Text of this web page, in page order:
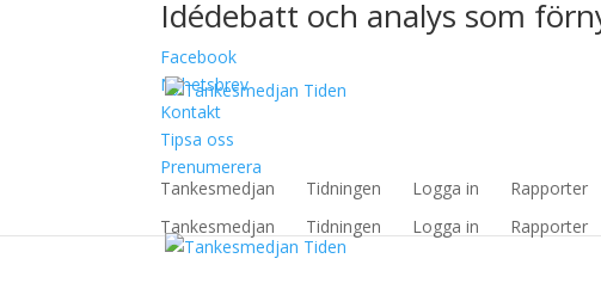
Idédebatt och analys som
Facebook
Nyhetsbrev
Kontakt
Tipsa oss
Prenumerera
Tankesmedjan
Tidningen Logga in Rapporter
Tankesmedjan
Tidningen Logga in Rapporter